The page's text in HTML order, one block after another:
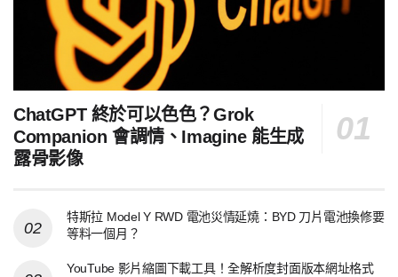
ChatGPT 終於可以色色？Grok
Companion 會調情、Imagine 能生成
露骨影像
特斯拉 Model Y RWD 電池災情延燒：BYD 刀片電池換修要
等料一個月？
YouTube 影片縮圖下載工具！全解析度封面版本網址格式